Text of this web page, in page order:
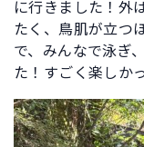
に行きました！外
たく、鳥肌が立つ
で、みんなで泳ぎ
た！すごく楽しか